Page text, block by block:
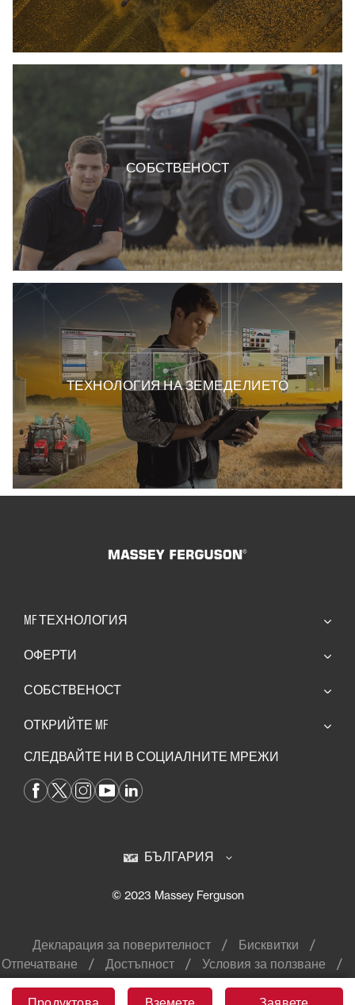
СОБСТВЕНОСТ
ТЕХНОЛОГИЯ НА ЗЕМЕДЕЛИЕТО
MF ТЕХНОЛОГИЯ
ОФЕРТИ
СОБСТВЕНОСТ
ОТКРИЙТЕ MF
СЛЕДВАЙТЕ НИ В СОЦИАЛНИТЕ МРЕЖИ
БЪЛГАРИЯ
© 2023 Massey Ferguson
Декларация за поверителност
Бисквитки
Отпечатване
Достъпност Условия за ползване